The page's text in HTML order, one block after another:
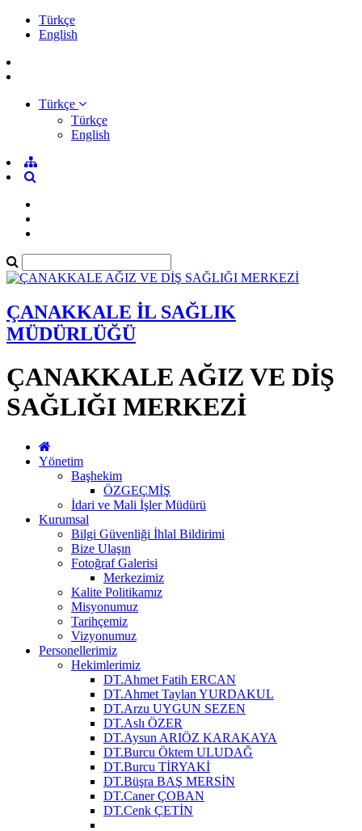
Türkçe
English
Türkçe
Türkçe
English
ÇANAKKALE İL SAĞLIK
MÜDÜRLÜĞÜ
ÇANAKKALE AĞIZ VE DİŞ
SAĞLIĞI MERKEZİ
Yönetim
Başhekim
ÖZGEÇMİŞ
İdari ve Mali İşler Müdürü
Kurumsal
Bilgi Güvenliği İhlal Bildirimi
Bize Ulaşın
Fotoğraf Galerisi
Merkezimiz
Kalite Politikamız
Misyonumuz
Tarihçemiz
Vizyonumuz
Personellerimiz
Hekimlerimiz
DT.Ahmet Fatih ERCAN
DT.Ahmet Taylan YURDAKUL
DT.Arzu UYGUN SEZEN
DT.Aslı ÖZER
DT.Aysun ARIÖZ KARAKAYA
DT.Burcu Öktem ULUDAĞ
DT.Burcu TİRYAKİ
DT.Büşra BAŞ MERSİN
DT.Caner ÇOBAN
DT.Cenk ÇETİN